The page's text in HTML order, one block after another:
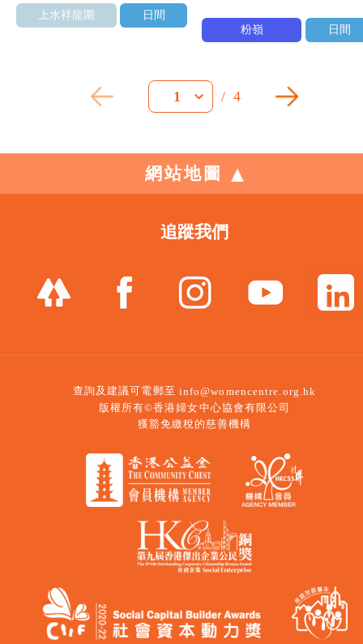
上水祥龍圍 日間
粉嶺 日間
1 / 4
網站地圖
追蹤我們
查詢及建議可電郵至 info@womencentre.org.hk
版權所有©香港婦女中心協會有限公司
獲豁免繳稅的慈善機構